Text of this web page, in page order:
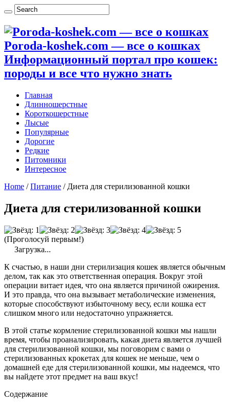
Poroda-koshek.com — все о кошках
Информационный портал про кошек:
породы и все что нужно знать
Главная
Длинношерстные
Короткошерстные
Лысые
Популярные
Дорогие
Редкие
Питомники
Интересное
Home / Питание / Диета для стерилизованной кошки
Диета для стерилизованной кошки
(Проголосуй первым!)
Загрузка...
К счастью, в наши дни стерилизация кошек является обычным
делом, так как это ответственная операция. Вокруг этой
операции витает идея, что она является причиной ожирения.
И это правда, что она вызывает метаболические изменения,
которые способствуют избыточному весу, если кошка ест
слишком много или недостаточно упражняется.
В этой статье кормление стерилизованной кошки мы нашли
время, чтобы проанализировать, какая диета является лучшей
для стерилизованной кошки, мы поговорим с вами о
стерилизованных крокетах для кошек не меньше, чем о
домашней еде для стерилизованной кошки, мы надеемся, что
вы найдете этот предмет на ваш вкус!
Содержание